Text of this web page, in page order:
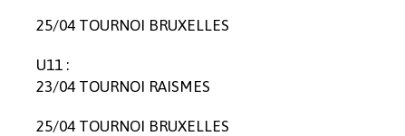
25/04 TOURNOI BRUXELLES
U11 :
23/04 TOURNOI RAISMES
25/04 TOURNOI BRUXELLES